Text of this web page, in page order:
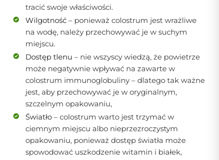
tracić swoje właściwości.
Wilgotność – ponieważ colostrum jest wrażliwe
na wodę, należy przechowywać je w suchym
miejscu.
Dostęp tlenu – nie wszyscy wiedzą, że powietrze
może negatywnie wpływać na zawarte w
colostrum immunoglobuliny – dlatego tak ważne
jest, aby przechowywać je w oryginalnym,
szczelnym opakowaniu,
Światło – colostrum warto jest trzymać w
ciemnym miejscu albo nieprzezroczystym
opakowaniu, ponieważ dostęp światła może
spowodować uszkodzenie witamin i białek,